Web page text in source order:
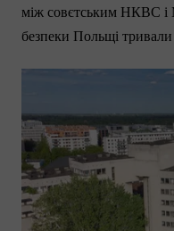
між совєтським НКВС і
безпеки Польщі